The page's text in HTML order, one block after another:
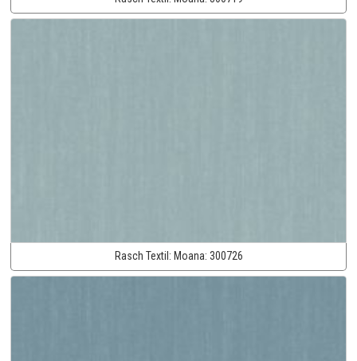
Rasch Textil: Moana: 300726